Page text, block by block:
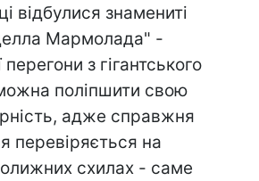
відбулися знамениті
делла Мармолада" -
перегони з гігантського
поліпшити свою
адже справжня
перевіряється на
схилах - саме